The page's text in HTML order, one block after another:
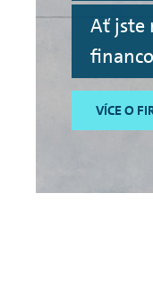
Ať jste
VÍCE O